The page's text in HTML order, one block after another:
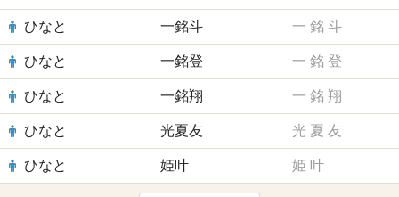
ひなと 一銘斗 一 銘 斗
ひなと 一銘登 一 銘 登
ひなと 一銘翔 一 銘 翔
ひなと 光夏友 光 夏 友
ひなと 姫叶 姫 叶